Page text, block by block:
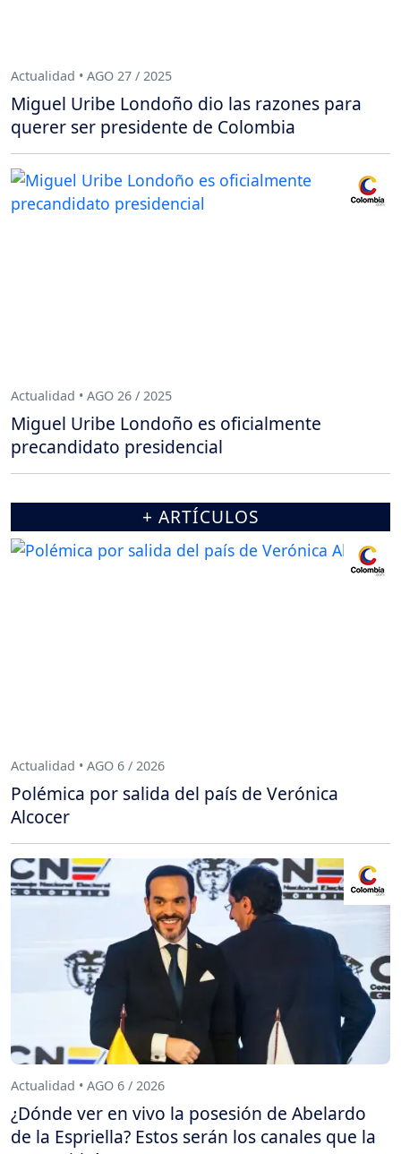
Actualidad • AGO 27 / 2025
Miguel Uribe Londoño dio las razones para
querer ser presidente de Colombia
Actualidad • AGO 26 / 2025
Miguel Uribe Londoño es oficialmente
precandidato presidencial
+ ARTÍCULOS
Actualidad • AGO 6 / 2026
Polémica por salida del país de Verónica
Alcocer
Actualidad • AGO 6 / 2026
¿Dónde ver en vivo la posesión de Abelardo
de la Espriella? Estos serán los canales que la